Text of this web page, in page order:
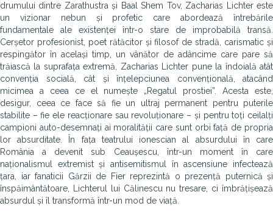
drumului dintre Zarathustra și Baal Shem Tov, Zacharias Lichter este
un vizionar nebun și profetic care abordează întrebările
fundamentale ale existenței într-o stare de improbabilă transă.
Cerșetor profesionist, poet rătăcitor și filosof de stradă, carismatic și
respingător în același timp, un vânător de adâncime care pare să
trăiască la suprafața extremă, Zacharias Lichter pune la îndoială atât
convenția socială, cât și înțelepciunea convențională, atacând
micimea a ceea ce el numește „Regatul prostiei”. Acesta este,
desigur, ceea ce face să fie un ultraj permanent pentru puterile
stabilite – fie ele reacționare sau revoluționare – și pentru toți ceilalți
campioni auto-desemnați ai moralității care sunt orbi față de propria
lor absurditate. În fața teatrului ionescian al absurdului în care
România a devenit sub Ceaușescu, într-un moment în care
naționalismul extremist și antisemitismul în ascensiune infectează
țara, iar fanaticii Gărzii de Fier reprezintă o prezență puternică și
înspăimântătoare, Lichterul lui Călinescu nu tresare, ci îmbrățișează
absurdul și îl transformă într-un mod de viață.